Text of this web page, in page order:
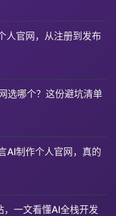
人官网，从注册到发布
选哪个？这份避坑清单
AI制作个人官网，真的
，一文看懂AI全栈开发